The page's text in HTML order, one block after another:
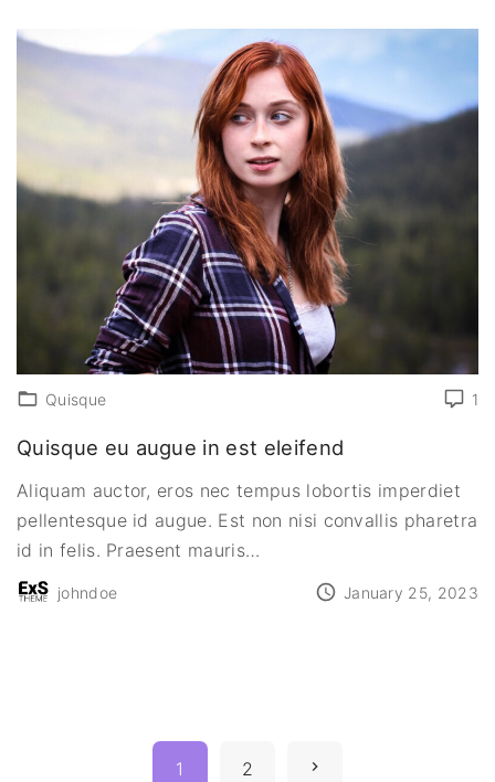
1
Quisque
Quisque eu augue in est eleifend
Aliquam auctor, eros nec tempus lobortis imperdiet
pellentesque id augue. Est non nisi convallis pharetra
id in felis. Praesent mauris…
johndoe January 25, 2023
1 2 N